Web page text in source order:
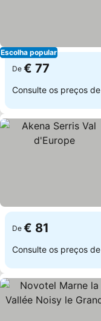
Escolha popular
De € 77
Consulte os preços de
De € 81
Consulte os preços de